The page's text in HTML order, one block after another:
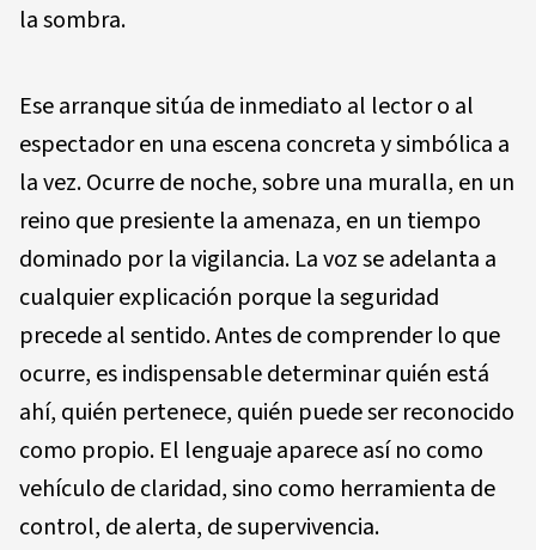
la sombra.
Ese arranque sitúa de inmediato al lector o al
espectador en una escena concreta y simbólica a
la vez. Ocurre de noche, sobre una muralla, en un
reino que presiente la amenaza, en un tiempo
dominado por la vigilancia. La voz se adelanta a
cualquier explicación porque la seguridad
precede al sentido. Antes de comprender lo que
ocurre, es indispensable determinar quién está
ahí, quién pertenece, quién puede ser reconocido
como propio. El lenguaje aparece así no como
vehículo de claridad, sino como herramienta de
control, de alerta, de supervivencia.